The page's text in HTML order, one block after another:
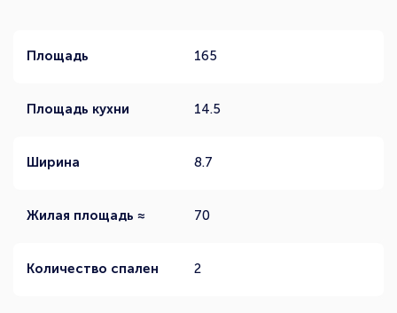
Площадь 165
Площадь кухни 14.5
Ширина 8.7
Жилая площадь ≈ 70
Количество спален 2